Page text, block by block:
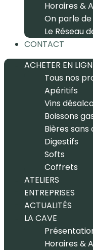
Horaires &
On parle de
Le Réseau
CONTACT
ACHETER EN
Tous nos
Apéritifs
Vins
Boissons
Bières sans
Digestifs
Softs
Coffrets
ATELIERS
ENTREPRISES
ACTUALITÉS
LA CAVE
Horaires &